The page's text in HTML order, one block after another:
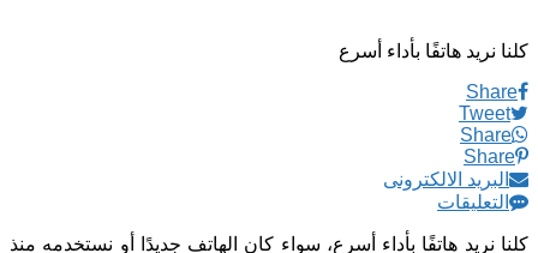
كلنا نريد هاتفًا بأداء أسرع
Share
Tweet
Share
Share
البريد الالكترونى
التعليقات
كلنا نريد هاتفًا بأداء أسرع، سواء كان الهاتف جديدًا أو نستخدمه منذ